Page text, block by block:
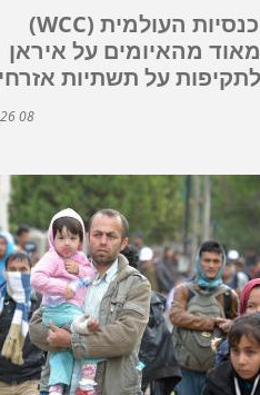
מועצת הכנסיות העולמית (WCC)
מהאיומים על איראן
על תשתיות
08 April 2026